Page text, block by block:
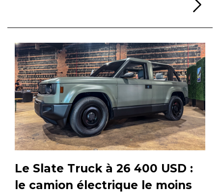
Le Slate Truck à 26 400 USD :
le camion électrique le moins